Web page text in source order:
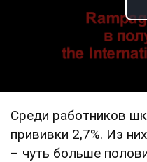
Среди работников
прививки 2,7%. Из
– чуть больше